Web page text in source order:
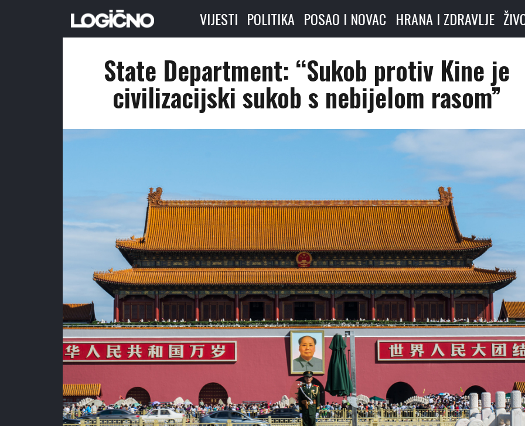
VIJESTI POLITIKA POSAO I NOVAC HRANA I ZDRAVLJE
State Department: “Sukob protiv Kine je
civilizacijski sukob s nebijelom rasom”